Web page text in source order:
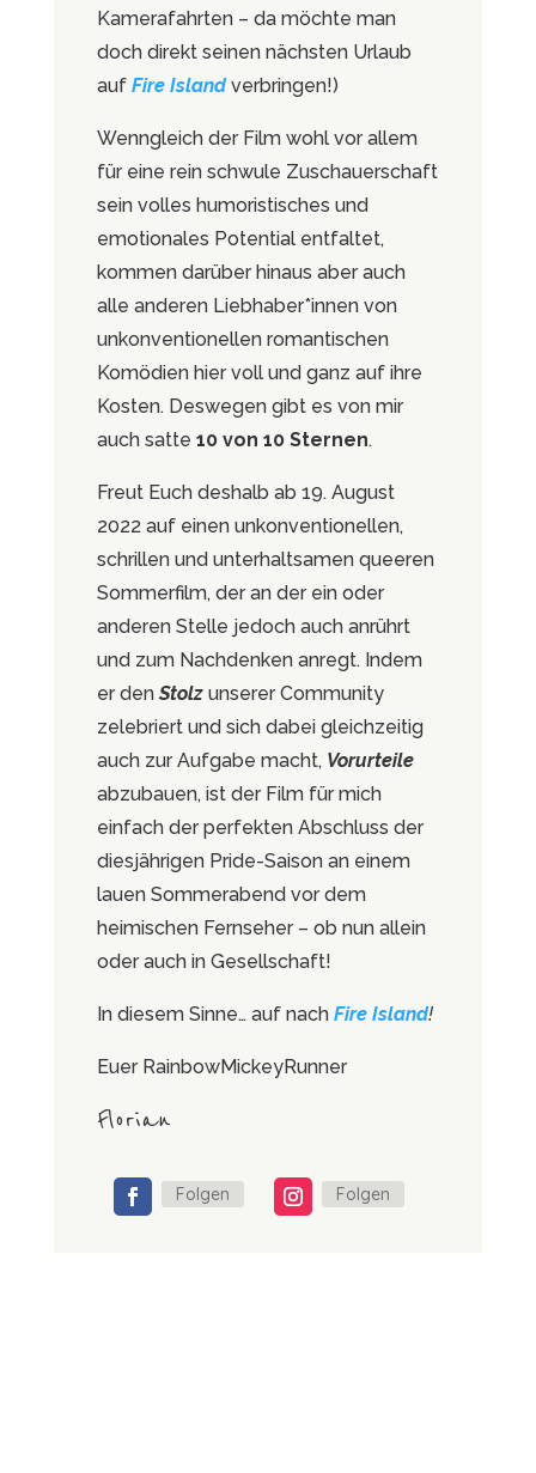
Kamerafahrten – da möchte man
doch direkt seinen nächsten Urlaub
auf Fire Islandverbringen!)
Wenngleich der Film wohl vor allem
für eine rein schwule Zuschauerschaft
sein volles humoristisches und
emotionales Potential entfaltet,
kommen darüber hinaus aber auch
alle anderen Liebhaber*innen von
unkonventionellen romantischen
Komödien hier voll und ganz auf ihre
Kosten. Deswegen gibt es von mir
auch satte 10 von 10 Sternen.
Freut Euch deshalb ab 19. August
2022 auf einen unkonventionellen,
schrillen und unterhaltsamen queeren
Sommerfilm, der an der ein oder
anderen Stelle jedoch auch anrührt
und zum Nachdenken anregt. Indem
er denStolzunserer Community
zelebriert und sich dabei gleichzeitig
auch zur Aufgabe macht, Vorurteile
abzubauen, ist der Film für mich
einfach der perfekten Abschluss der
diesjährigen Pride-Saison an einem
lauen Sommerabend vor dem
heimischen Fernseher – ob nun allein
oder auch in Gesellschaft!
In diesem Sinne… auf nach Fire Island!
Euer RainbowMickeyRunner
Florian
Folgen Folgen